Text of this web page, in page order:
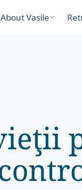
About Vasile